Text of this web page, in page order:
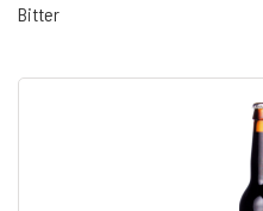
Bitter